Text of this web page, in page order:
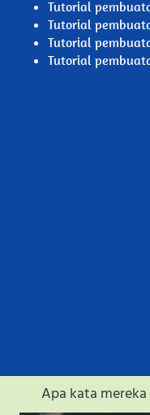
Tutorial
Tutorial
Tutorial
Tutorial
Apa kata